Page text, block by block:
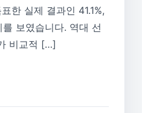
한 실제 결과인 41.1%,
보였습니다. 역대 선
비교적 […]